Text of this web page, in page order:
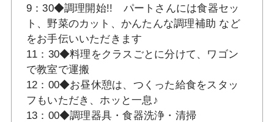
9：30◆調理開始!! パートさんには食器セッ
ト、野菜のカット、かんたんな調理補助 など
をお手伝いいただきます
11：30◆料理をクラスごとに分けて、ワゴン
で教室で運搬
12：00◆お昼休憩は、つくった給食をスタッ
フもいただき、ホッと一息♪
13：00◆調理器具・食器洗浄・清掃